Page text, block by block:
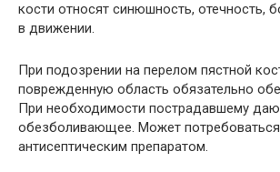
кости относят синюшность, отечность,
в движении.
При подозрении на перелом пястной
поврежденную область обязательно
При необходимости пострадавшему
обезболивающее. Может
антисептическим препаратом.